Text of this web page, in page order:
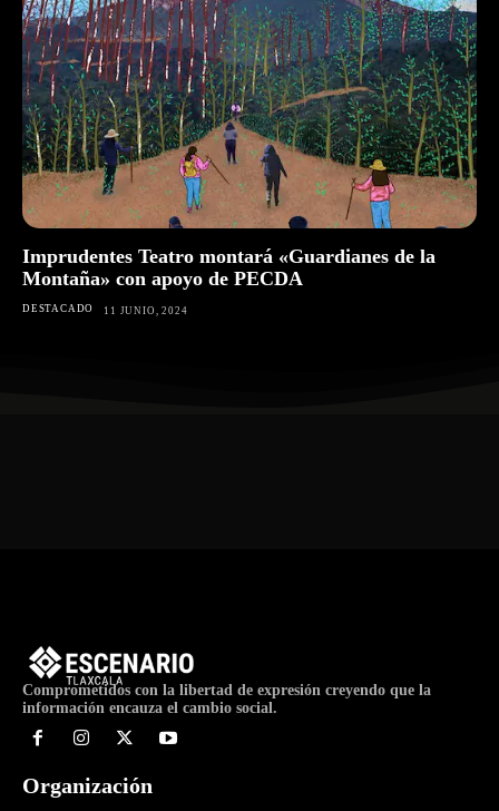
Imprudentes Teatro montará «Guardianes de la
Montaña» con apoyo de PECDA
DESTACADO 11 JUNIO, 2024
Comprometidos con la libertad de expresión creyendo que la
información encauza el cambio social.
Organización